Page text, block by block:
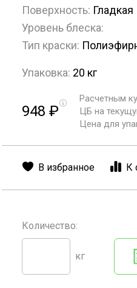
Поверхность: Гладкая
Уровень блеска:
Тип краски:
Упаковка: 20 кг
948 ₽
Расчетным
ЦБ на
Цена для
В избранное К
Количество:
кг